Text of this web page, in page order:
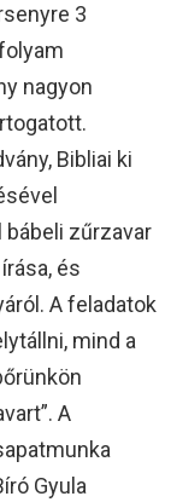
3
nagyon
Bibliai ki
zűrzavar
és
A feladatok
mind a
A
Gyula